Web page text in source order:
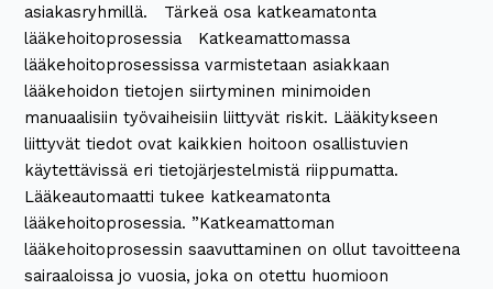
asiakasryhmillä. Tärkeä osa katkeamatonta
lääkehoitoprosessia Katkeamattomassa
lääkehoitoprosessissa varmistetaan asiakkaan
lääkehoidon tietojen siirtyminen minimoiden
manuaalisiin työvaiheisiin liittyvät riskit. Lääkitykseen
liittyvät tiedot ovat kaikkien hoitoon osallistuvien
käytettävissä eri tietojärjestelmistä riippumatta.
Lääkeautomaatti tukee katkeamatonta
lääkehoitoprosessia. ”Katkeamattoman
lääkehoitoprosessin saavuttaminen on ollut tavoitteena
sairaaloissa jo vuosia, joka on otettu huomioon